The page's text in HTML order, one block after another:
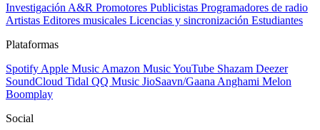
Investigación A&R Promotores Publicistas Programadores de radio
Artistas Editores musicales Licencias y sincronización Estudiantes
Plataformas
Spotify Apple Music Amazon MusicYouTube Shazam Deezer
SoundCloud Tidal QQ Music JioSaavn/Gaana Anghami Melon
Boomplay
Social